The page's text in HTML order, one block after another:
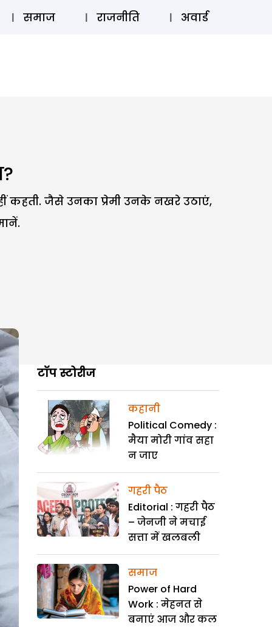
लॉग इन ⚲ SUBSCRIBE
समाज राजनीति अवार्ड
कहती. जैसे उनका प्रेमी उनके नखरे उठाएं,
टॉप स्टोरीज
कहानी
Political Comedy :
मैया मोरी गांव सहा
न जाए
गहरी पैठ
Editorial : गहरी पैठ
– जेनजी ने मचाई
सत्ता में खलबली
समाज
Power of Hard
Work : मेहनत से
बनाएं आज और कल